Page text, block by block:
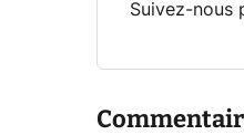
Suivez-nous